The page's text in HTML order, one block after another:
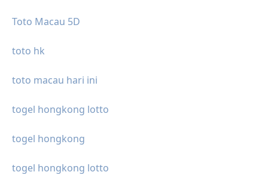
Toto Macau 5D
toto hk
toto macau hari ini
togel hongkong lotto
togel hongkong
togel hongkong lotto